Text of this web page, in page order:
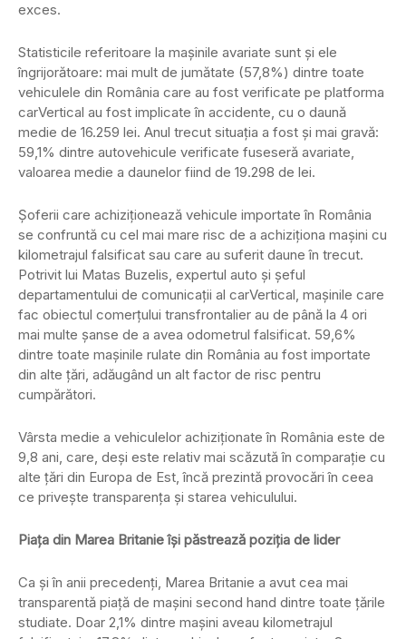
exces.
Statisticile referitoare la mașinile avariate sunt și ele
îngrijorătoare: mai mult de jumătate (57,8%) dintre toate
vehiculele din România care au fost verificate pe platforma
carVertical au fost implicate în accidente, cu o daună
medie de 16.259 lei. Anul trecut situația a fost și mai gravă:
59,1% dintre autovehicule verificate fuseseră avariate,
valoarea medie a daunelor fiind de 19.298 de lei.
Șoferii care achiziționează vehicule importate în România
se confruntă cu cel mai mare risc de a achiziționa mașini cu
kilometrajul falsificat sau care au suferit daune în trecut.
Potrivit lui Matas Buzelis, expertul auto și șeful
departamentului de comunicații al carVertical, mașinile care
fac obiectul comerțului transfrontalier au de până la 4 ori
mai multe șanse de a avea odometrul falsificat. 59,6%
dintre toate mașinile rulate din România au fost importate
din alte țări, adăugând un alt factor de risc pentru
cumpărători.
Vârsta medie a vehiculelor achiziționate în România este de
9,8 ani, care, deși este relativ mai scăzută în comparație cu
alte țări din Europa de Est, încă prezintă provocări în ceea
ce privește transparența și starea vehiculului.
Piața din Marea Britanie își păstrează poziția de lider
Ca și în anii precedenți, Marea Britanie a avut cea mai
transparentă piață de mașini second hand dintre toate țările
studiate. Doar 2,1% dintre mașini aveau kilometrajul